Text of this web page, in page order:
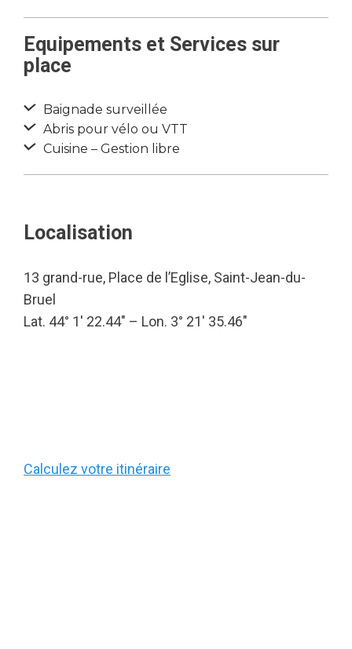
Equipements et Services sur
place
Baignade surveillée
Abris pour vélo ou VTT
Cuisine – Gestion libre
Localisation
13 grand-rue, Place de l’Eglise, Saint-Jean-du-
Bruel
Lat. 44° 1′ 22.44″ – Lon. 3° 21′ 35.46″
Calculez votre itinéraire